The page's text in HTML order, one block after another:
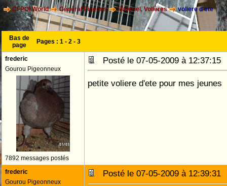
CFPOI World Général Pigeons Materiel, Volières voliere d'ete
Bas de
page
Pages : 1 - 2 - 3
frederic
Gourou Pigeonneux
7892 messages postés
Posté le 07-05-2009 à
petite voliere d'ete pour mes jeunes
frederic
Gourou Pigeonneux
Posté le 07-05-2009 à